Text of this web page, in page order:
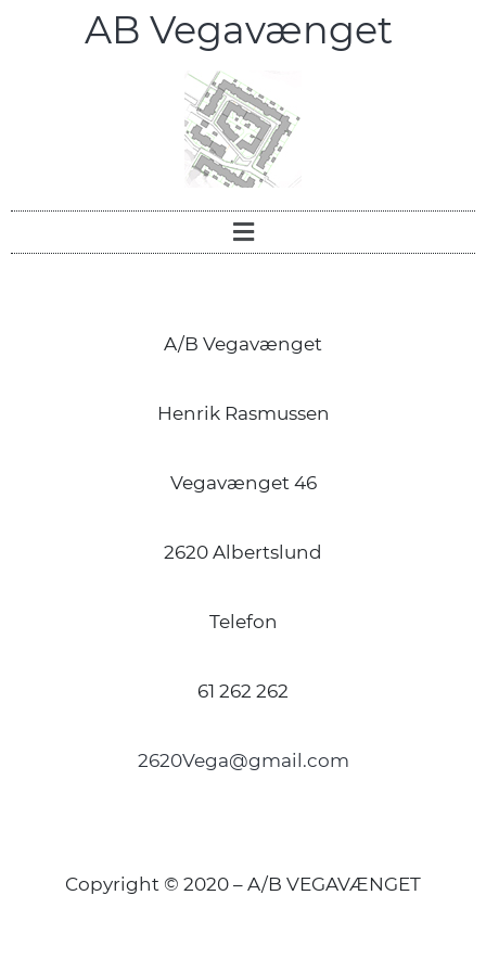
AB Vegavænget
A/B Vegavænget
Henrik Rasmussen
Vegavænget 46
2620 Albertslund
Telefon
61 262 262
2620Vega@gmail.com
Copyright © 2020 – A/B VEGAVÆNGET